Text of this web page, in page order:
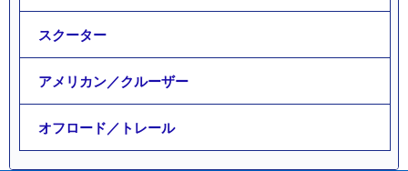
スクーター
アメリカン／クルーザー
オフロード／トレール